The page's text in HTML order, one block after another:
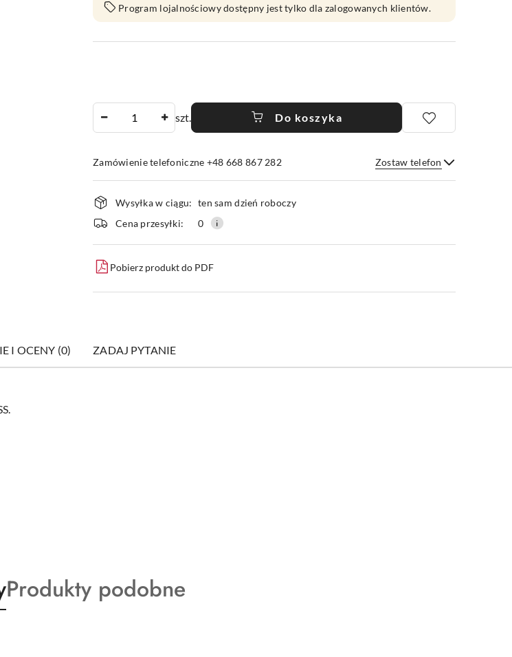
Program lojalnościowy dostępny jest tylko dla zalogowanych klientów.
szt. Do koszyka
Zamówienie telefoniczne +48 668 867 282 Zostaw telefon
Wyślij
Dostępność
i
dostawa
Wysyłka w ciągu: ten sam dzień roboczy
Cena przesyłki:
0
Pobierz produkt do PDF
I OCENY (0) ZADAJ PYTANIE
Produkty
o
Produkty podobne